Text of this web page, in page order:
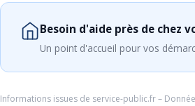
Besoin d'aide près de chez
Un point d'accueil pour vos
Informations issues de service-public.fr–